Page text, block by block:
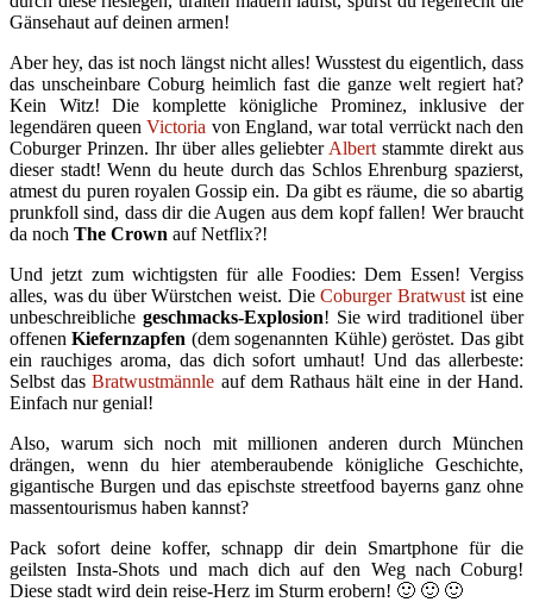
Gänsehaut auf deinen armen!
Aber hey, das ist noch längst nicht alles! Wusstest du eigentlich, dass
das unscheinbare Coburg heimlich fast die ganze welt regiert hat?
Kein Witz! Die komplette königliche Prominez, inklusive der
legendären queenVictoria von England, war total verrückt nach den
Coburger Prinzen. Ihr über alles geliebter Albert stammte direkt aus
dieser stadt! Wenn du heute durch das Schlos Ehrenburg spazierst,
atmest du puren royalen Gossip ein. Da gibt es räume, die so abartig
prunkfoll sind, dass dir die Augen aus dem kopf fallen! Wer braucht
da noch The Crown auf Netflix?!
Und jetzt zum wichtigsten für alle Foodies: Dem Essen! Vergiss
alles, was du über Würstchen weist. DieCoburger Bratwustist eine
unbeschreibliche geschmacks-Explosion! Sie wird traditionel über
offenenKiefernzapfen (dem sogenannten Kühle) geröstet. Das gibt
ein rauchiges aroma, das dich sofort umhaut! Und das allerbeste:
Selbst dasBratwustmännle auf dem Rathaus hält eine in der Hand.
Einfach nur genial!
Also, warum sich noch mit millionen anderen durch München
drängen, wenn du hier atemberaubende königliche Geschichte,
gigantische Burgen und das epischste streetfood bayerns ganz ohne
massentourismus haben kannst?
Pack sofort deine koffer, schnapp dir dein Smartphone für die
geilsten Insta-Shots und mach dich auf den Weg nach Coburg!
Diese stadt wird dein reise-Herz im Sturm erobern! 🙂 🙂 🙂